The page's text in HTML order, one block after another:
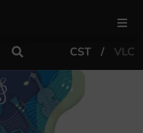
CST VLC